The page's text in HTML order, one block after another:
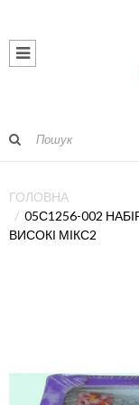
ГОЛОВНА
05С1256-002
ВИСОКІ МІКС2